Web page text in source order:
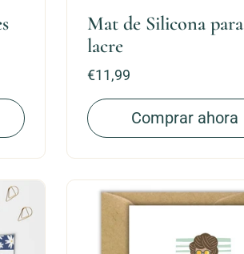
Mat de Silicona para
lacre
Precio:
€11,99
Comprar ahora